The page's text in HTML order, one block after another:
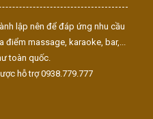
lập nên để đáp ứng nhu cầu
điểm massage, karaoke, bar,...
toàn quốc.
hỗ trợ 0938.779.777